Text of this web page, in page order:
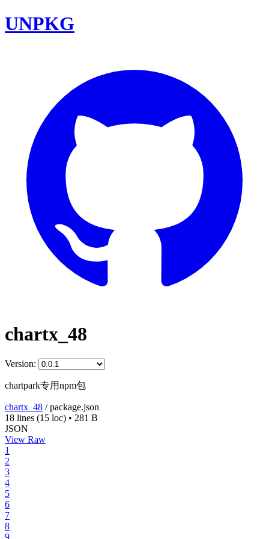
UNPKG
chartx_48
Version:
chartpark专用npm包
chartx_48 /package.json
18 lines (15 loc) • 281 B
JSON
View Raw
1
2
3
4
5
6
7
8
9